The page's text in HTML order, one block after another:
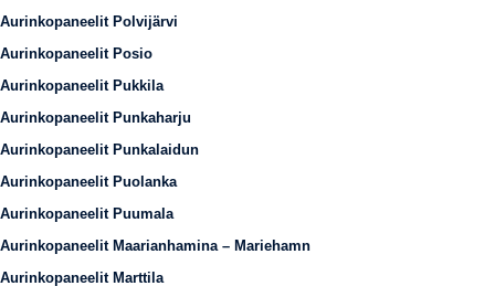
Aurinkopaneelit Polvijärvi
Aurinkopaneelit Posio
Aurinkopaneelit Pukkila
Aurinkopaneelit Punkaharju
Aurinkopaneelit Punkalaidun
Aurinkopaneelit Puolanka
Aurinkopaneelit Puumala
Aurinkopaneelit Maarianhamina – Mariehamn
Aurinkopaneelit Marttila